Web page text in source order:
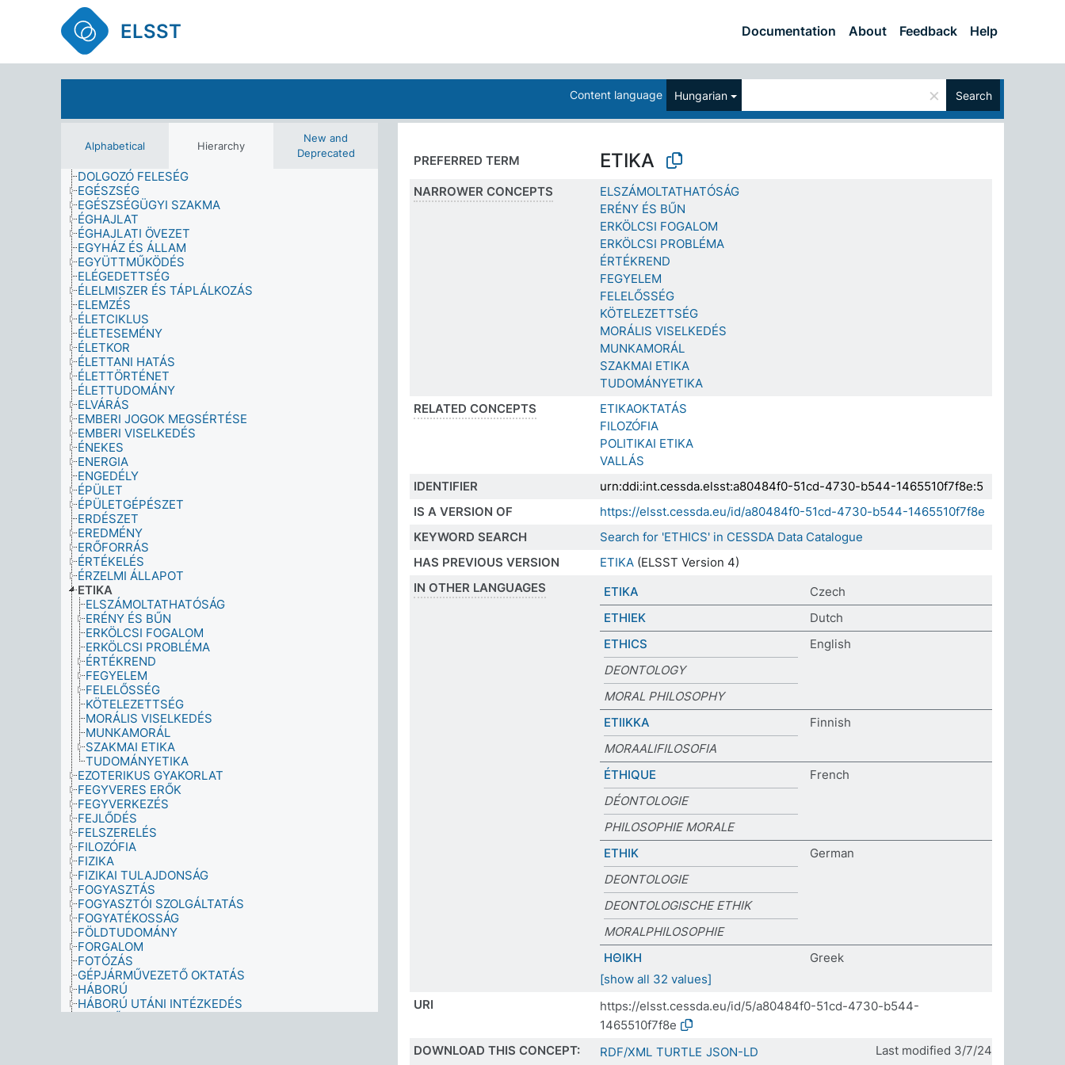
ELSST Documentation About Feedback Help
Content language Hungarian × Search
Alphabetical Hierarchy
New and
Deprecated
BŰNÜGYI NYILVÁNTARTÁS
CÉL
CSALÁD
CSALÁDI ÁLLAPOT
CSALÁDI KÖRNYEZET
CSALÁDTAG
DEMOGRÁFIA
DIPLOMÁS
DOLGOZÓ FELESÉG
EGÉSZSÉG
EGÉSZSÉGÜGYI SZAKMA
ÉGHAJLAT
ÉGHAJLATI ÖVEZET
EGYHÁZ ÉS ÁLLAM
EGYÜTTMŰKÖDÉS
ELÉGEDETTSÉG
ÉLELMISZER ÉS TÁPLÁLKOZÁS
ELEMZÉS
ÉLETCIKLUS
ÉLETESEMÉNY
ÉLETKOR
ÉLETTANI HATÁS
ÉLETTÖRTÉNET
ÉLETTUDOMÁNY
ELVÁRÁS
EMBERI JOGOK MEGSÉRTÉSE
EMBERI VISELKEDÉS
ÉNEKES
ENERGIA
ENGEDÉLY
ÉPÜLET
ÉPÜLETGÉPÉSZET
ERDÉSZET
EREDMÉNY
ERŐFORRÁS
ÉRTÉKELÉS
ÉRZELMI ÁLLAPOT
ETIKA
ELSZÁMOLTATHATÓSÁG
ERÉNY ÉS BŰN
ERKÖLCSI FOGALOM
ERKÖLCSI PROBLÉMA
ÉRTÉKREND
FEGYELEM
FELELŐSSÉG
KÖTELEZETTSÉG
MORÁLIS VISELKEDÉS
MUNKAMORÁL
SZAKMAI ETIKA
TUDOMÁNYETIKA
EZOTERIKUS GYAKORLAT
FEGYVERES ERŐK
FEGYVERKEZÉS
FEJLŐDÉS
FELSZERELÉS
FILOZÓFIA
FIZIKA
FIZIKAI TULAJDONSÁG
FOGYASZTÁS
FOGYASZTÓI SZOLGÁLTATÁS
FOGYATÉKOSSÁG
FÖLDTUDOMÁNY
FORGALOM
FOTÓZÁS
GÉPJÁRMŰVEZETŐ OKTATÁS
HÁBORÚ
HÁBORÚ UTÁNI INTÉZKEDÉS
PREFERRED TERM ETIKA
NARROWER CONCEPTS
ELSZÁMOLTATHATÓSÁG
ERÉNY ÉS BŰN
ERKÖLCSI FOGALOM
ERKÖLCSI PROBLÉMA
ÉRTÉKREND
FEGYELEM
FELELŐSSÉG
KÖTELEZETTSÉG
MORÁLIS VISELKEDÉS
MUNKAMORÁL
SZAKMAI ETIKA
TUDOMÁNYETIKA
RELATED CONCEPTS
ETIKAOKTATÁS
FILOZÓFIA
POLITIKAI ETIKA
VALLÁS
IDENTIFIER
urn:ddi:int.cessda.elsst:a80484f0-51cd-4730-b544-1465510f7f8e:5
IS A VERSION OF
https://elsst.cessda.eu/id/a80484f0-51cd-4730-b544-1465510f7f8e
KEYWORD SEARCH
Search for 'ETHICS' in CESSDA Data Catalogue
HAS PREVIOUS VERSION
ETIKA (ELSST Version 4)
IN OTHER LANGUAGES
ETIKA
Czech
ETHIEK
Dutch
ETHICS
English
DEONTOLOGY
MORAL PHILOSOPHY
ETIIKKA
Finnish
MORAALIFILOSOFIA
ÉTHIQUE
French
DÉONTOLOGIE
PHILOSOPHIE MORALE
ETHIK
German
DEONTOLOGIE
DEONTOLOGISCHE ETHIK
MORALPHILOSOPHIE
ΗΘΙΚΗ
Greek
[show all 32 values]
URI
https://elsst.cessda.eu/id/5/a80484f0-51cd-4730-b544-
1465510f7f8e
DOWNLOAD THIS CONCEPT:
RDF/XML TURTLE JSON-LD Last modified 3/7/24